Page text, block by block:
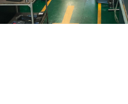
茄子影音车床加工车间